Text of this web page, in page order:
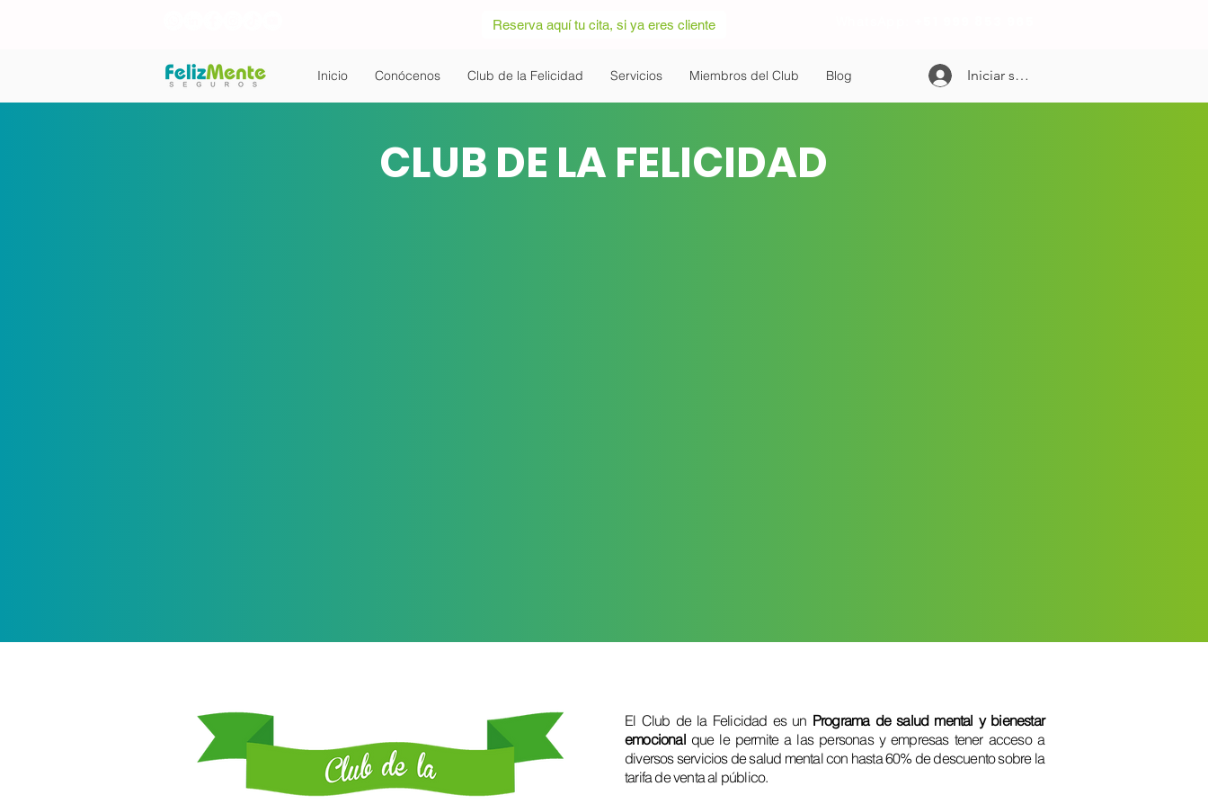
Reserva aquí tu cita, si ya eres cliente
Inicio Conócenos Club de la Felicidad Servicios Miembros del Club Blog Iniciar sesión
CLUB DE LA FELICIDAD
El Club de la Felicidad es un Programa de salud mental y bienestar
emocional que le permite a las personas y empresas tener acceso a
diversos servicios de salud mental con hasta 60% de descuento sobre la
tarifa de venta al público.